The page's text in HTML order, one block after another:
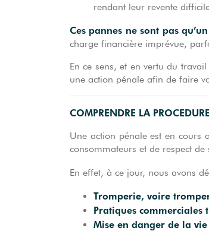
rendant leur revente
Ces pannes ne sont pas
charge financière imprévue,
En ce sens, et en vertu du
une action pénale afin de faire
COMPRENDRE LA
Une action pénale est en cours
consommateurs et de respect
En effet, à ce jour, nous avons
Tromperie, voire
Pratiques commerciales
Mise en danger de la